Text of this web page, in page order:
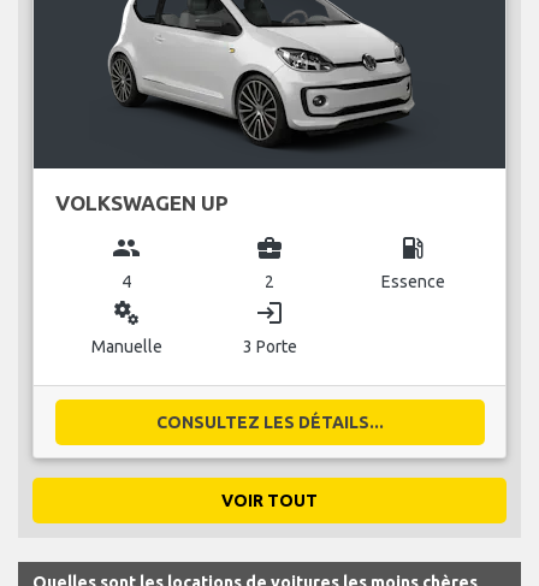
VOLKSWAGEN UP
group
4
business_center
2
local_gas_station
Essence
miscellaneous_services
Manuelle
login
3 Porte
CONSULTEZ LES DÉTAILS...
VOIR TOUT
Quelles sont les locations de voitures les moins chères